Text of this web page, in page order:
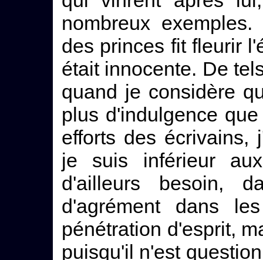
nombreux
des princes fit fleurir
était innocente. De
quand je considère
plus d'indulgence
efforts des écrivains,
je suis inférieur
d'ailleurs besoin,
d'agrément dans
pénétration d'esprit,
puisqu'il n'est